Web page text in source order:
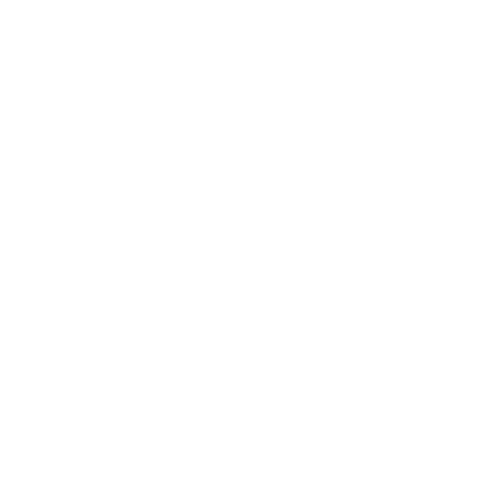
dans son expression, tout en conservant
en France. Les modèles actuels se situent
principalement directe via la boutique